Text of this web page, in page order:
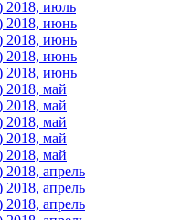
2018, июль
2018, июнь
2018, июнь
2018, июнь
2018, июнь
2018, май
2018, май
2018, май
2018, май
2018, май
апрель
апрель
апрель